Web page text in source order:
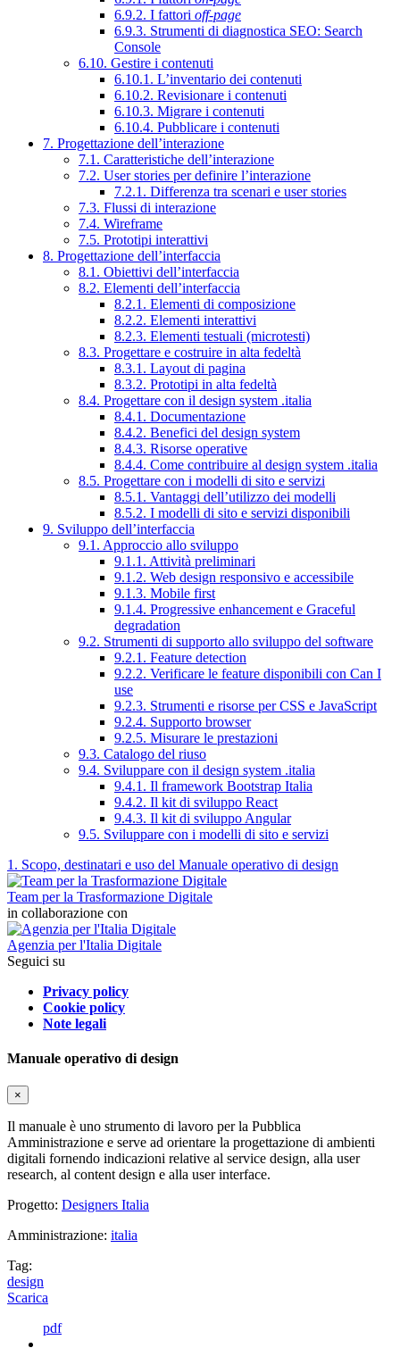
6.9.2. I fattori off-page
6.9.3. Strumenti di diagnostica SEO: Search
Console
6.10. Gestire i contenuti
6.10.1. L’inventario dei contenuti
6.10.2. Revisionare i contenuti
6.10.3. Migrare i contenuti
6.10.4. Pubblicare i contenuti
7. Progettazione dell’interazione
7.1. Caratteristiche dell’interazione
7.2. User stories per definire l’interazione
7.2.1. Differenza tra scenari e user stories
7.3. Flussi di interazione
7.4. Wireframe
7.5. Prototipi interattivi
8. Progettazione dell’interfaccia
8.1. Obiettivi dell’interfaccia
8.2. Elementi dell’interfaccia
8.2.1. Elementi di composizione
8.2.2. Elementi interattivi
8.2.3. Elementi testuali (microtesti)
8.3. Progettare e costruire in alta fedeltà
8.3.1. Layout di pagina
8.3.2. Prototipi in alta fedeltà
8.4. Progettare con il design system .italia
8.4.1. Documentazione
8.4.2. Benefici del design system
8.4.3. Risorse operative
8.4.4. Come contribuire al design system .italia
8.5. Progettare con i modelli di sito e servizi
8.5.1. Vantaggi dell’utilizzo dei modelli
8.5.2. I modelli di sito e servizi disponibili
9. Sviluppo dell’interfaccia
9.1. Approccio allo sviluppo
9.1.1. Attività preliminari
9.1.2. Web design responsivo e accessibile
9.1.3. Mobile first
9.1.4. Progressive enhancement e Graceful
degradation
9.2. Strumenti di supporto allo sviluppo del software
9.2.1. Feature detection
9.2.2. Verificare le feature disponibili con Can I
use
9.2.3. Strumenti e risorse per CSS e JavaScript
9.2.4. Supporto browser
9.2.5. Misurare le prestazioni
9.3. Catalogo del riuso
9.4. Sviluppare con il design system .italia
9.4.1. Il framework Bootstrap Italia
9.4.2. Il kit di sviluppo React
9.4.3. Il kit di sviluppo Angular
9.5. Sviluppare con i modelli di sito e servizi
1. Scopo, destinatari e uso del Manuale operativo di design
Team per la Trasformazione Digitale
in collaborazione con
Agenzia per l'Italia Digitale
Seguici su
Privacy policy
Cookie policy
Note legali
Manuale operativo di design
×
Il manuale è uno strumento di lavoro per la Pubblica
Amministrazione e serve ad orientare la progettazione di ambienti
digitali fornendo indicazioni relative al service design, alla user
research, al content design e alla user interface.
Progetto: Designers Italia
Amministrazione: italia
Tag:
design
Scarica
pdf